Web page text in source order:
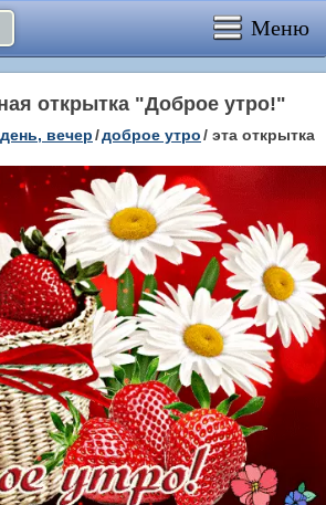
Меню
открытка "Доброе утро!"
вечер/доброе утро/ эта открытка